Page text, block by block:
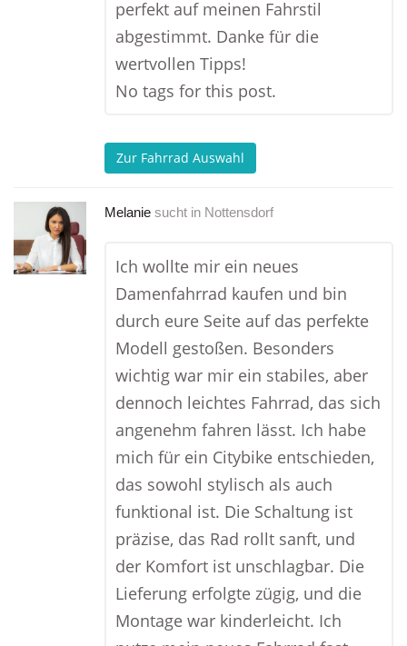
perfekt auf meinen Fahrstil
abgestimmt. Danke für die
wertvollen Tipps!
No tags for this post.
Zur Fahrrad Auswahl
Melanie sucht in Nottensdorf
Ich wollte mir ein neues
Damenfahrrad kaufen und bin
durch eure Seite auf das perfekte
Modell gestoßen. Besonders
wichtig war mir ein stabiles, aber
dennoch leichtes Fahrrad, das sich
angenehm fahren lässt. Ich habe
mich für ein Citybike entschieden,
das sowohl stylisch als auch
funktional ist. Die Schaltung ist
präzise, das Rad rollt sanft, und
der Komfort ist unschlagbar. Die
Lieferung erfolgte zügig, und die
Montage war kinderleicht. Ich